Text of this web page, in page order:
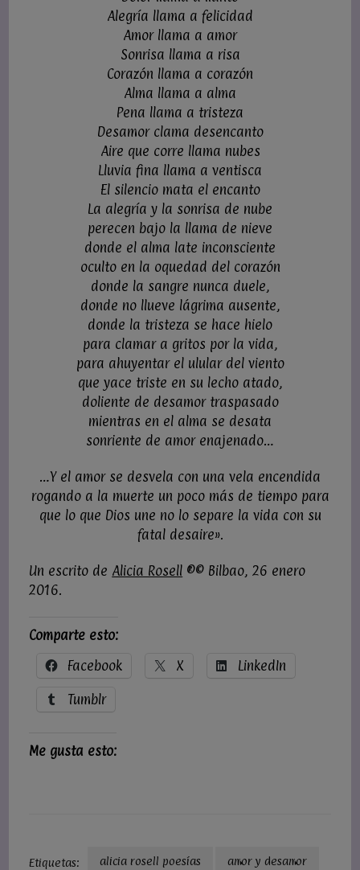
Alegría llama a felicidad
Amor llama a amor
Sonrisa llama a risa
Corazón llama a corazón
Alma llama a alma
Pena llama a tristeza
Desamor clama desencanto
Aire que corre llama nubes
Lluvia fina llama a ventisca
El silencio mata el encanto
La alegría y la sonrisa de nube
perecen bajo la llama de nieve
donde el alma late inconsciente
oculto en la oquedad del corazón
donde la sangre nunca duele,
donde no llueve lágrima ausente,
donde la tristeza se hace hielo
para clamar a gritos por la vida,
para ahuyentar el ulular del viento
que yace triste en su lecho atado,
doliente de desamor traspasado
mientras en el alma se desata
sonriente de amor enajenado…
…Y el amor se desvela con una vela encendida
rogando a la muerte un poco más de tiempo para
que lo que Dios une no lo separe la vida con su
fatal desaire».
Un escrito de Alicia Rosell ®© Bilbao, 26 enero
2016.
Comparte esto:
Facebook
X LinkedIn
Tumblr
Me gusta esto:
Etiquetas: alicia rosell poesías amor y desamor